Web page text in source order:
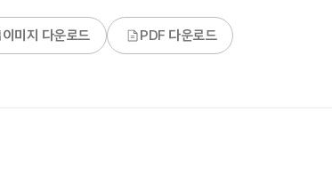
이미지 다운로드 PDF 다운로드